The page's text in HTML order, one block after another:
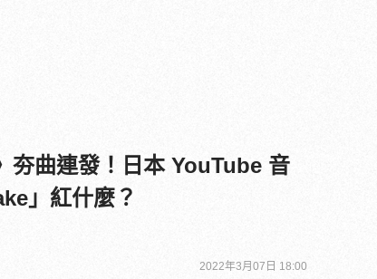
夯曲連發！日本 YouTube 音
」紅什麼？
2022年3月07日 18:00